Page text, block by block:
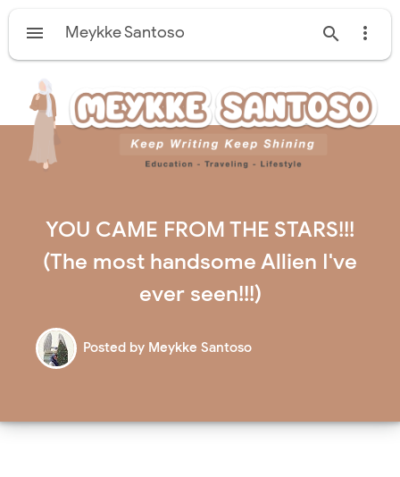
  
Meykke Santoso
YOU CAME FROM THE STARS!!!
(The most handsome Allien I've
ever seen!!!)
Posted by Meykke Santoso